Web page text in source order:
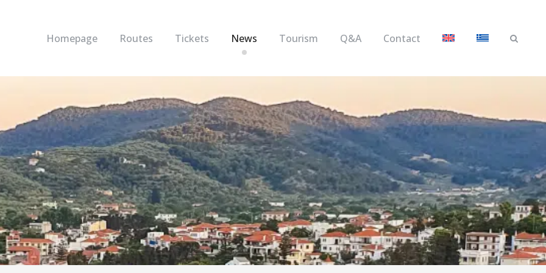
Homepage Routes Tickets News Tourism Q&A Contact